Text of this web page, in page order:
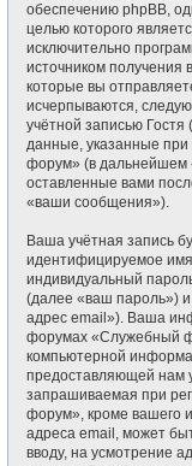
обеспечению phpBB,
целью которого
исключительно
источником
которые вы
исчерпываются,
учётной записью
данные, указанные
форум» (в дальнейшем
оставленные вами
«ваши сообщения»).
Ваша учётная запись
идентифицируемое
индивидуальный
(далее «ваш пароль»)
адрес email»). Ваша
форумах «Служебный
компьютерной
предоставляющей нам
запрашиваемая при
форум», кроме вашего
адреса email, может
вводу, на усмотрение